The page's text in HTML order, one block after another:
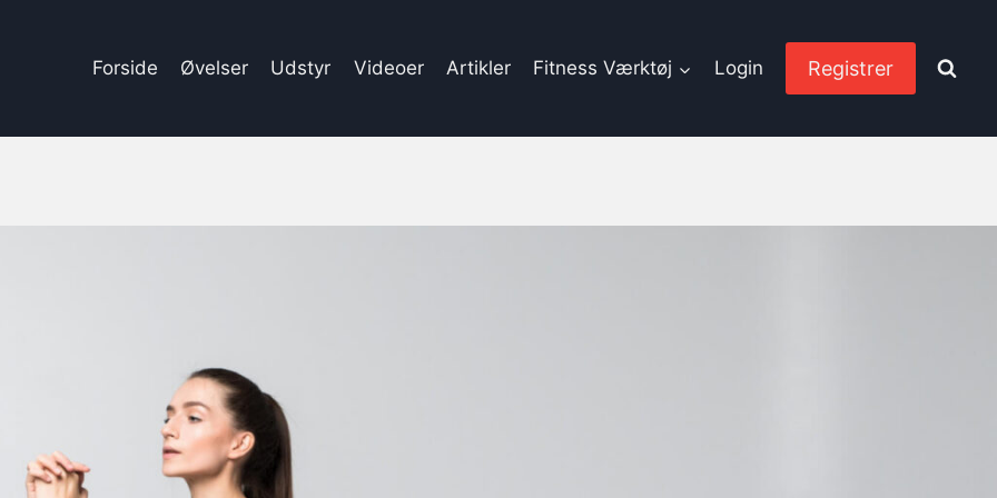
Forside Øvelser Udstyr Videoer Artikler Fitness Værktøj Login Registrer